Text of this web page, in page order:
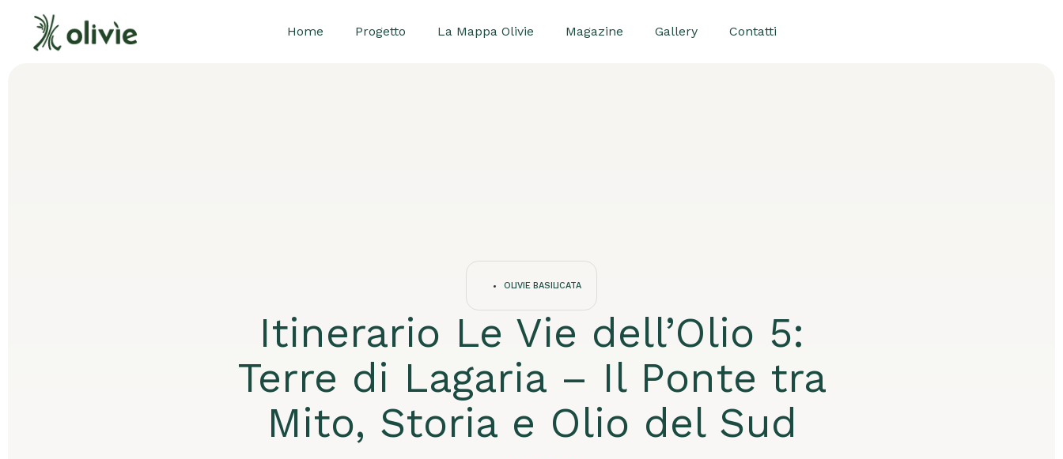
Home Progetto La Mappa Olivie Magazine Gallery Contatti
OLIVIE BASILICATA
Itinerario Le Vie dell’Olio 5:
Terre di Lagaria – Il Ponte tra
Mito, Storia e Olio del Sud